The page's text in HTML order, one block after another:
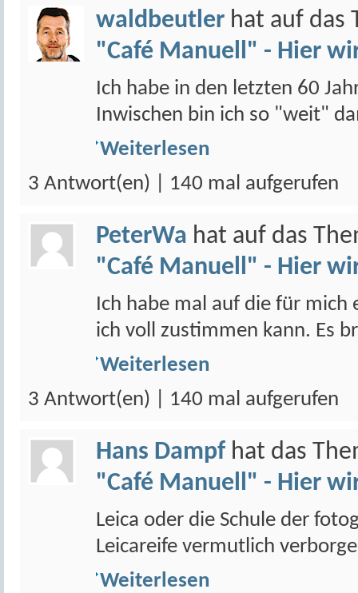
waldbeutler hat auf das
"Café Manuell" - Hier
Ich habe in den letzten 60
Inwischen bin ich so "weit"
Weiterlesen
3 Antwort(en) | 140 mal aufgerufen
PeterWa hat auf das
"Café Manuell" - Hier
Ich habe mal auf die für
ich voll zustimmen kann. Es
Weiterlesen
3 Antwort(en) | 140 mal aufgerufen
Hans Dampf hat das
"Café Manuell" - Hier
Leica oder die Schule der
Leicareife vermutlich
Weiterlesen